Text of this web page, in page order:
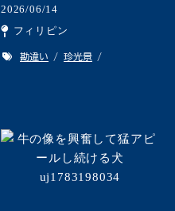
2026/06/14
フィリピン
勘違い 珍光景